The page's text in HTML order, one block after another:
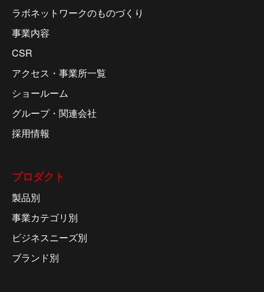
ラボネットワークのものづくり
事業内容
CSR
アクセス・事業所一覧
ショールーム
グループ・関連会社
採用情報
プロダクト
製品別
事業カテゴリ別
ビジネスニーズ別
ブランド別